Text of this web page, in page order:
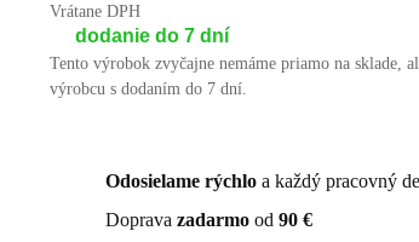
Vrátane DPH
dodanie do 7 dní
Tento výrobok zvyčajne nemáme priamo na sklade,
výrobcu s dodaním do 7 dní.
Odosielame rýchloa každý pracovný
Doprava zadarmood 90 €